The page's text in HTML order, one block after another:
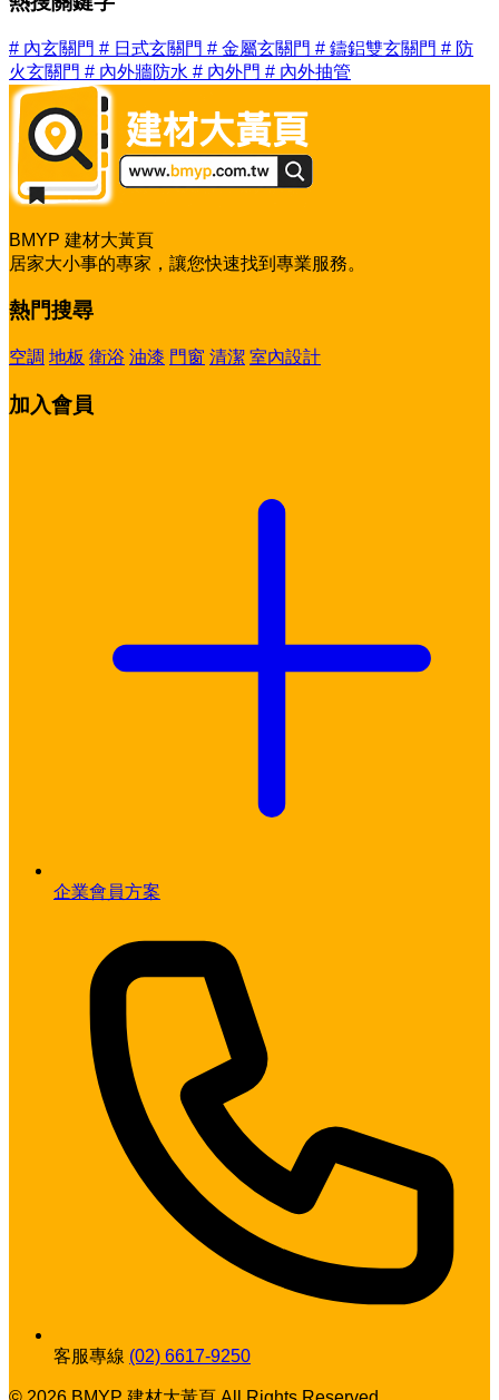
# 內玄關門 # 日式玄關門 # 金屬玄關門 # 鑄鋁雙玄關門 # 防
火玄關門 # 內外牆防水 # 內外門 # 內外抽管
BMYP 建材大黃頁
居家大小事的專家，讓您快速找到專業服務。
熱門搜尋
空調 地板 衛浴 油漆 門窗 清潔 室內設計
加入會員
企業會員方案
客服專線 (02) 6617-9250